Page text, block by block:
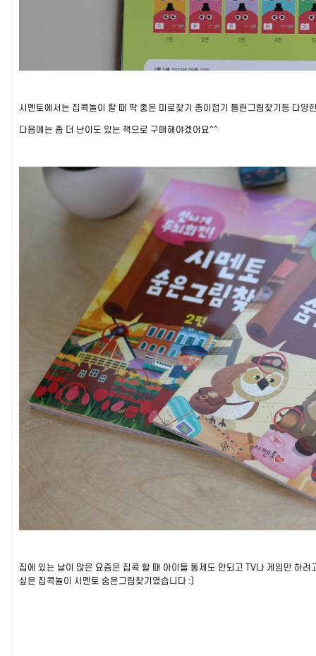
시멘토에서는 집콕놀이 할 때 딱 좋은 미로찾기 종이접기 틀린그림찾기등 다양
다음에는 좀 더 난이도 있는 책으로 구매해야겠어요^^
집에 있는 날이 많은 요즘은 집콕 할 때 아이들 통제도 안되고 TV나 게임만 하
싶은 집콕놀이 시멘토 숨은그림찾기였습니다 :)